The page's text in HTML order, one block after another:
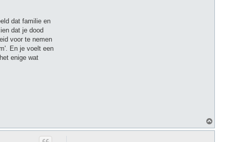
dat familie en
dat je dood
voor te nemen
En je voelt een
enige wat
m